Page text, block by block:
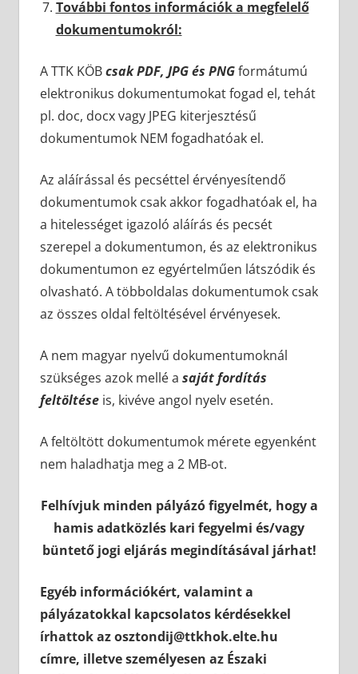
További fontos információk a megfelelő
dokumentumokról:
A TTK KÖBcsak PDF, JPG és PNGformátumú
elektronikus dokumentumokat fogad el, tehát
pl. doc, docx vagy JPEG kiterjesztésű
dokumentumok NEM fogadhatóak el.
Az aláírással és pecséttel érvényesítendő
dokumentumok csak akkor fogadhatóak el, ha
a hitelességet igazoló aláírás és pecsét
szerepel a dokumentumon, és az elektronikus
dokumentumon ez egyértelműen látszódik és
olvasható. A többoldalas dokumentumok csak
az összes oldal feltöltésével érvényesek.
A nem magyar nyelvű dokumentumoknál
szükséges azok mellé a saját fordítás
feltöltéseis, kivéve angol nyelv esetén.
A feltöltött dokumentumok mérete egyenként
nem haladhatja meg a 2 MB-ot.
Felhívjuk minden pályázó figyelmét, hogy a
hamis adatközlés kari fegyelmi és/vagy
büntető jogi eljárás megindításával járhat!
Egyéb információkért, valamint a
pályázatokkal kapcsolatos kérdésekkel
írhattok az osztondij@ttkhok.elte.hu
címre, illetve személyesen az Északi